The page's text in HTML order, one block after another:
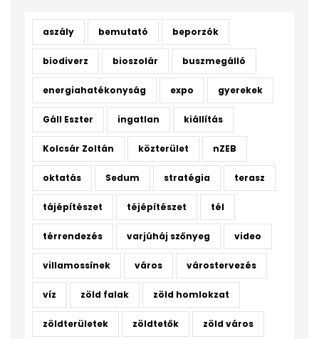
aszály bemutató beporzók
biodiverz bioszolár buszmegálló
energiahatékonyság expo gyerekek
Gáll Eszter ingatlan kiállítás
Kolcsár Zoltán közterület nZEB
oktatás Sedum stratégia terasz
tájépítészet téjépítészet tél
térrendezés varjúháj szőnyeg video
villamossínek város várostervezés
víz zöld falak zöld homlokzat
zöldterületek zöldtetők zöld város